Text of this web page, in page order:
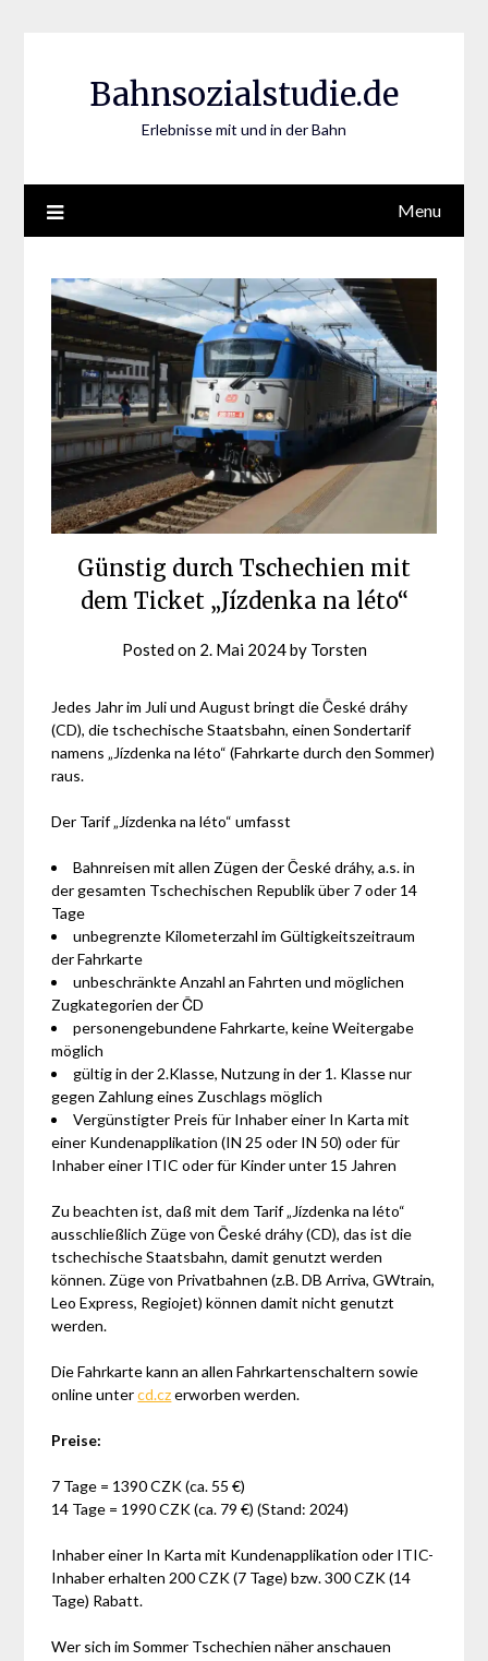
Bahnsozialstudie.de
Erlebnisse mit und in der Bahn
Menu
Günstig durch Tschechien mit
dem Ticket „Jízdenka na léto“
Posted on 2. Mai 2024by Torsten
Jedes Jahr im Juli und August bringt die České dráhy
(CD), die tschechische Staatsbahn, einen Sondertarif
namens „Jízdenka na léto“ (Fahrkarte durch den Sommer)
raus.
Der Tarif „Jízdenka na léto“ umfasst
Bahnreisen mit allen Zügen der České dráhy, a.s. in
der gesamten Tschechischen Republik über 7 oder 14
Tage
unbegrenzte Kilometerzahl im Gültigkeitszeitraum
der Fahrkarte
unbeschränkte Anzahl an Fahrten und möglichen
Zugkategorien der ČD
personengebundene Fahrkarte, keine Weitergabe
möglich
gültig in der 2.Klasse, Nutzung in der 1. Klasse nur
gegen Zahlung eines Zuschlags möglich
Vergünstigter Preis für Inhaber einer In Karta mit
einer Kundenapplikation (IN 25 oder IN 50) oder für
Inhaber einer ITIC oder für Kinder unter 15 Jahren
Zu beachten ist, daß mit dem Tarif „Jízdenka na léto“
ausschließlich Züge von České dráhy (CD), das ist die
tschechische Staatsbahn, damit genutzt werden
können. Züge von Privatbahnen (z.B. DB Arriva, GWtrain,
Leo Express, Regiojet) können damit nicht genutzt
werden.
Die Fahrkarte kann an allen Fahrkartenschaltern sowie
online untercd.czerworben werden.
Preise:
7 Tage = 1390 CZK (ca. 55 €)
14 Tage = 1990 CZK (ca. 79 €) (Stand: 2024)
Inhaber einer In Karta mit Kundenapplikation oder ITIC-
Inhaber erhalten 200 CZK (7 Tage) bzw. 300 CZK (14
Tage) Rabatt.
Wer sich im Sommer Tschechien näher anschauen